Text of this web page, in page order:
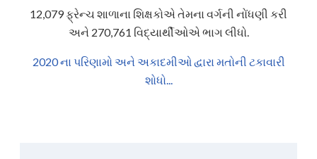
12,079 ફ્રેન્ચ શાળાના શિક્ષકોએ તેમના વર્ગની નોંધણી કરી
અને 270,761 વિદ્યાર્થીઓએ ભાગ લીધો.
2020 ના પરિણામો અને અકાદમીઓ દ્વારા મતોની ટકાવારી
શોધો...